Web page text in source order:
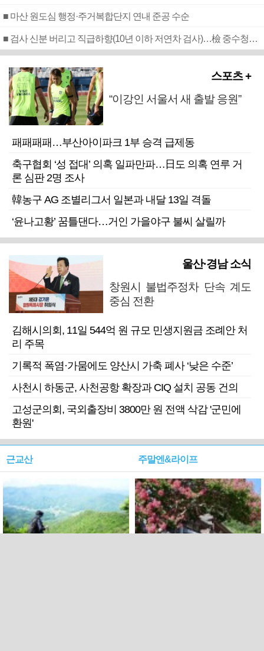
■ 마산 원도심 행정·주거복합단지 연내 준공 수순
■ 검사 신분 버리고 직급하향(10년 이하 저연차 검사)…檢 중수청행 기피
스포츠 +
“이강인 서울서 새 출발 응원”
패패패패…부산아이파크 1부 승격 급제동
축구협회 ‘성 접대’ 의혹 일파만파…日도 의혹 연루 거
론 심판 2명 조사
韓농구 AG 조별리그서 일본과 내달 13일 격돌
‘윤나고황’ 꿈틀댄다…거인 가을야구 불씨 살릴까
울산·경남 소식
창원시 불법주정차 단속 계도
중심 전환
김해시의회, 11일 544억 원 규모 민생지원금 조례안 처
리 주목
기록적 폭염·가뭄에도 양산시 가축 폐사 ‘낮은 수준’
사천시 하동군, 사천공항 확장과 CIQ 설치 공동 건의
고성군의회, 국외출장비 3800만 원 전액 삭감 '군민에
환원'
근교산 주말엔&라이프